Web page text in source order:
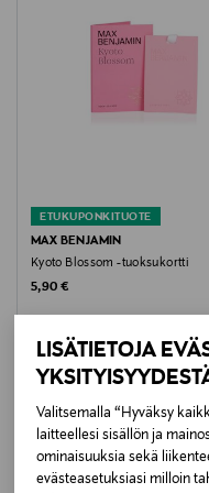
LISÄTIETOJA
Valitsemalla “Hyväksy
laitteellesi sisällön ja
ominaisuuksia sekä
evästeasetuksiasi milloin
kestävän syleilyn.
Kynttilä luo kotiin
Valmistusmaa
Irlanti
RB-C13
Valmistaja
Max Benjamin
ETUKUPONKITUOTE
MAX BENJAMIN
Kyoto Blossom -tuoksukortti
Original Price
5,90 €
LISÄÄ